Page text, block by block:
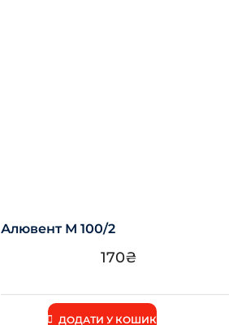
Алювент М 100/2
170₴
ДОДАТИ У КОШИК